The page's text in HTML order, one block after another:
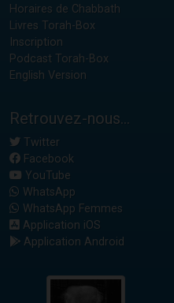
Horaires de Chabbath
Livres Torah-Box
Inscription
Podcast Torah-Box
English Version
Retrouvez-nous...
Twitter
Facebook
YouTube
WhatsApp
WhatsApp Femmes
Application iOS
Application Android